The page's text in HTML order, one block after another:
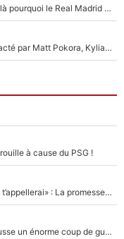
Yan Diomandé était trop cher pour le PSG : Voilà pourquoi le Real Madrid a accepté de payer la somme record de 140M€ pour boucler son transfert !
De l'équipe de France à The Voice Kids : Contacté par Matt Pokora, Kylian Mbappé a accepté de jouer un rôle inédit sur TF1 !
à cause du PSG !
Mercato - OM - «Dès que je prends un club, je t’appellerai» : La promesse de Marcelino au moment de claquer la porte
Victime de racisme contre Murray, Kyrgios pousse un énorme coup de gueule !